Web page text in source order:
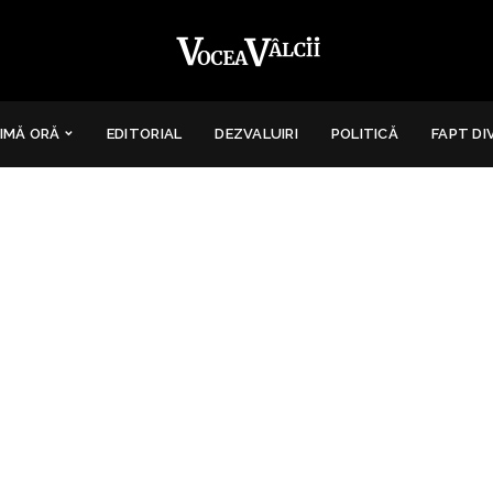
ORĂ EDITORIAL DEZVALUIRI POLITICĂ FAPT